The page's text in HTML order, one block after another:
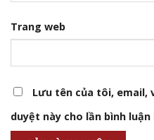
Trang web
Lưu tên của tôi,
duyệt này cho lần bình